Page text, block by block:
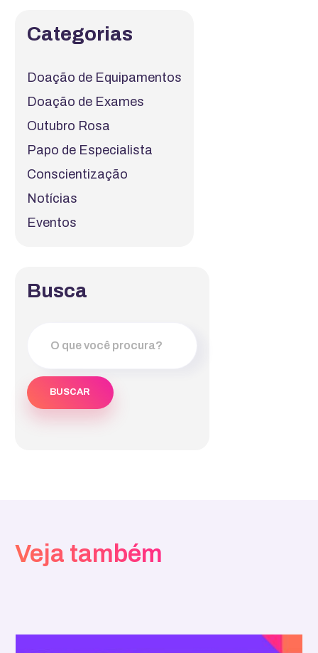
Categorias
Doação de Equipamentos
Doação de Exames
Outubro Rosa
Papo de Especialista
Conscientização
Notícias
Eventos
Busca
Veja também